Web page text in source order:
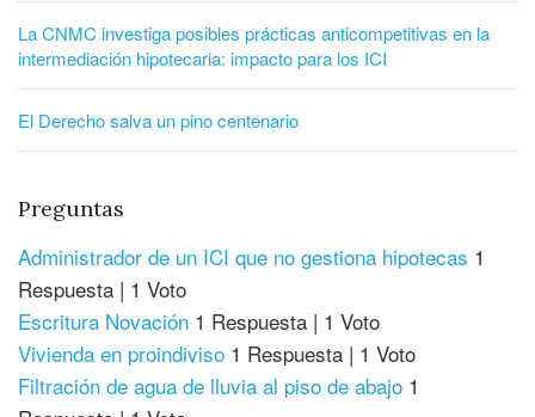
La CNMC investiga posibles prácticas anticompetitivas en la
intermediación hipotecaria: impacto para los ICI
El Derecho salva un pino centenario
Preguntas
Administrador de un ICI que no gestiona hipotecas 1
Respuesta | 1 Voto
Escritura Novación 1 Respuesta | 1 Voto
Vivienda en proindiviso 1 Respuesta | 1 Voto
Filtración de agua de lluvia al piso de abajo 1